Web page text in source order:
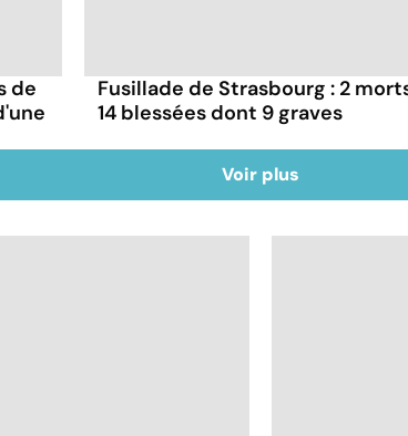
de
Fusillade de Strasbourg : 2
14 blessées dont 9 graves
Voir plus